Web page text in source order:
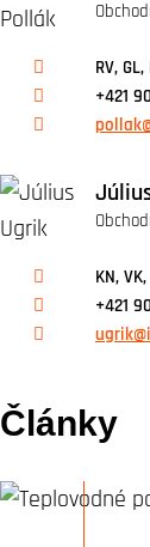
RV,
+421
KN,
+421
Články